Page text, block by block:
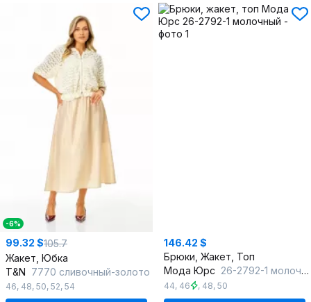
-6%
99.32 $105.7
Жакет, Юбка
T&N 7770 сливочный-золото
46, 48, 50, 52, 54
146.42 $
Брюки, Жакет, Топ
Мода Юрс 26-2792-1 молочный
44, 46 , 48, 50